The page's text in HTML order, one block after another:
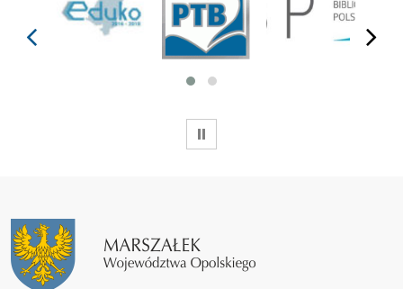
prev next
WSTRZYMAJ